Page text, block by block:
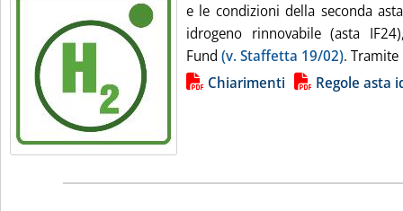
e le condizioni della seconda
idrogeno rinnovabile (asta
Fund (v. Staffetta 19/02). Tramite
Lista allegati PDF alla notizia
Chiarimenti Regole asta